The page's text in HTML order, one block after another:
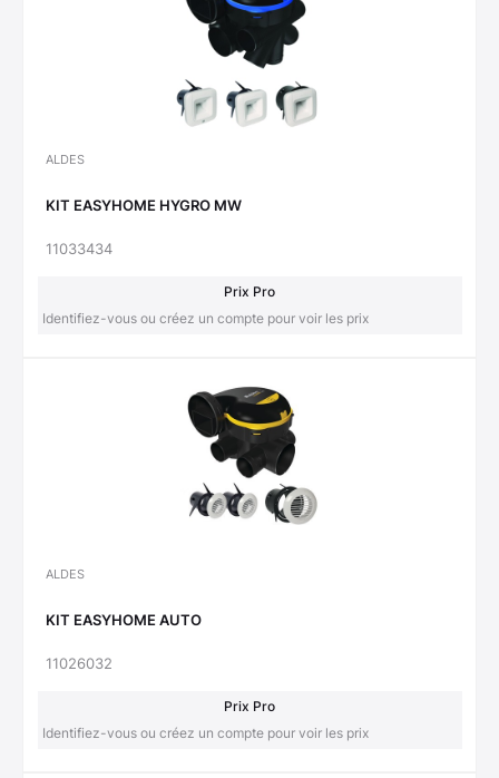
ALDES
KIT EASYHOME HYGRO MW
11033434
Prix Pro
Identifiez-vous ou créez un compte pour voir les prix
ALDES
KIT EASYHOME AUTO
11026032
Prix Pro
Identifiez-vous ou créez un compte pour voir les prix